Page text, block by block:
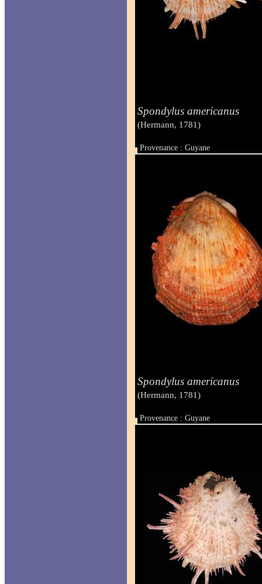
Spondylus americanus
(Hermann, 1781)
Provenance : Guyane
Taille : 235 mm
Spondylus americanus
(Hermann, 1781)
Provenance : Guyane
Taille : 236 mm